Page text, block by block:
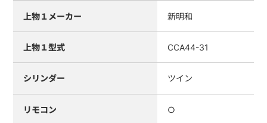
上物１メーカー 新明和
上物１型式 CCA44-31
シリンダー ツイン
リモコン ○